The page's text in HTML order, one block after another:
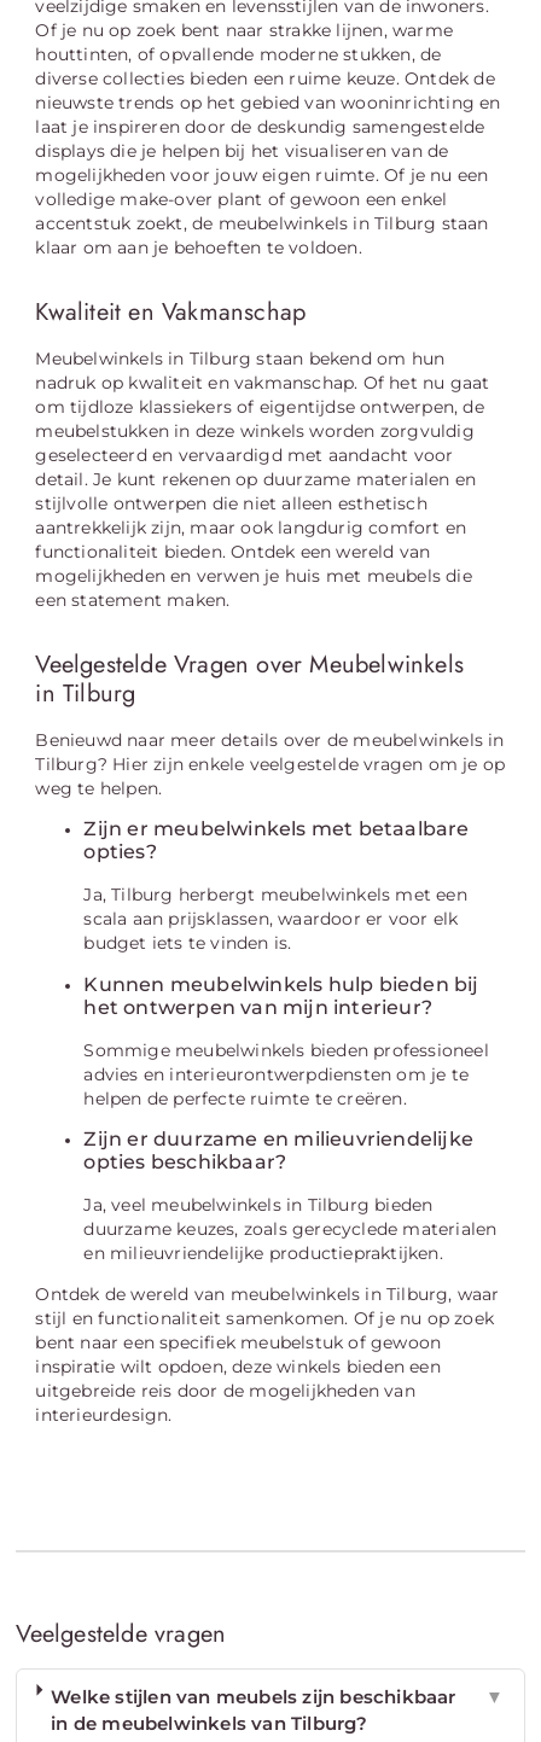
veelzijdige smaken en levensstijlen van de inwoners.
Of je nu op zoek bent naar strakke lijnen, warme
houttinten, of opvallende moderne stukken, de
diverse collecties bieden een ruime keuze. Ontdek de
nieuwste trends op het gebied van wooninrichting en
laat je inspireren door de deskundig samengestelde
displays die je helpen bij het visualiseren van de
mogelijkheden voor jouw eigen ruimte. Of je nu een
volledige make-over plant of gewoon een enkel
accentstuk zoekt, de meubelwinkels in Tilburg staan
klaar om aan je behoeften te voldoen.
Kwaliteit en Vakmanschap
Meubelwinkels in Tilburg staan bekend om hun
nadruk op kwaliteit en vakmanschap. Of het nu gaat
om tijdloze klassiekers of eigentijdse ontwerpen, de
meubelstukken in deze winkels worden zorgvuldig
geselecteerd en vervaardigd met aandacht voor
detail. Je kunt rekenen op duurzame materialen en
stijlvolle ontwerpen die niet alleen esthetisch
aantrekkelijk zijn, maar ook langdurig comfort en
functionaliteit bieden. Ontdek een wereld van
mogelijkheden en verwen je huis met meubels die
een statement maken.
Veelgestelde Vragen over Meubelwinkels
in Tilburg
Benieuwd naar meer details over de meubelwinkels in
Tilburg? Hier zijn enkele veelgestelde vragen om je op
weg te helpen.
Zijn er meubelwinkels met betaalbare
opties?
Ja, Tilburg herbergt meubelwinkels met een
scala aan prijsklassen, waardoor er voor elk
budget iets te vinden is.
Kunnen meubelwinkels hulp bieden bij
het ontwerpen van mijn interieur?
Sommige meubelwinkels bieden professioneel
advies en interieurontwerpdiensten om je te
helpen de perfecte ruimte te creëren.
Zijn er duurzame en milieuvriendelijke
opties beschikbaar?
Ja, veel meubelwinkels in Tilburg bieden
duurzame keuzes, zoals gerecyclede materialen
en milieuvriendelijke productiepraktijken.
Ontdek de wereld van meubelwinkels in Tilburg, waar
stijl en functionaliteit samenkomen. Of je nu op zoek
bent naar een specifiek meubelstuk of gewoon
inspiratie wilt opdoen, deze winkels bieden een
uitgebreide reis door de mogelijkheden van
interieurdesign.
Veelgestelde vragen
Welke stijlen van meubels zijn beschikbaar
in de meubelwinkels van Tilburg?
▼